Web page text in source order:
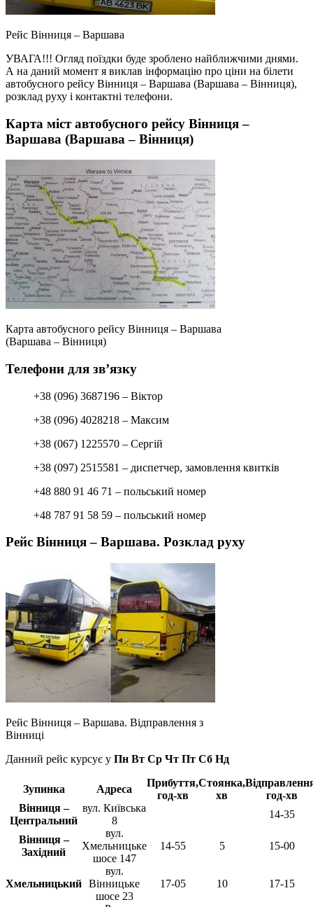
Рейс Вінниця – Варшава
УВАГА!!! Огляд поїздки буде зроблено найближчими днями.
А на даний момент я виклав інформацію про ціни на білети
автобусного рейсу Вінниця – Варшава (Варшава – Вінниця),
розклад руху і контактні телефони.
Карта міст автобусного рейсу Вінниця –
Варшава (Варшава – Вінниця)
Карта автобусного рейсу Вінниця – Варшава
(Варшава – Вінниця)
Телефони для зв’язку
+38 (096) 3687196 – Віктор
+38 (096) 4028218 – Максим
+38 (067) 1225570 – Сергій
+38 (097) 2515581 – диспетчер, замовлення квитків
+48 880 91 46 71 – польський номер
+48 787 91 58 59 – польський номер
Рейс Вінниця – Варшава. Розклад руху
Рейс Вінниця – Варшава. Відправлення з
Вінниці
Данний рейс курсує у Пн Вт Ср Чт Пт Сб Нд
Зупинка Адреса
Прибуття,
год-хв
Стоянка,
хв
год-хв
Вінниця –
Центральний
вул. Київська
8
14-35
Вінниця –
Західний
вул.
Хмельницьке
шосе 147
14-55 5 15-00
Хмельницький
вул.
Вінницьке
шосе 23
17-05 10 17-15